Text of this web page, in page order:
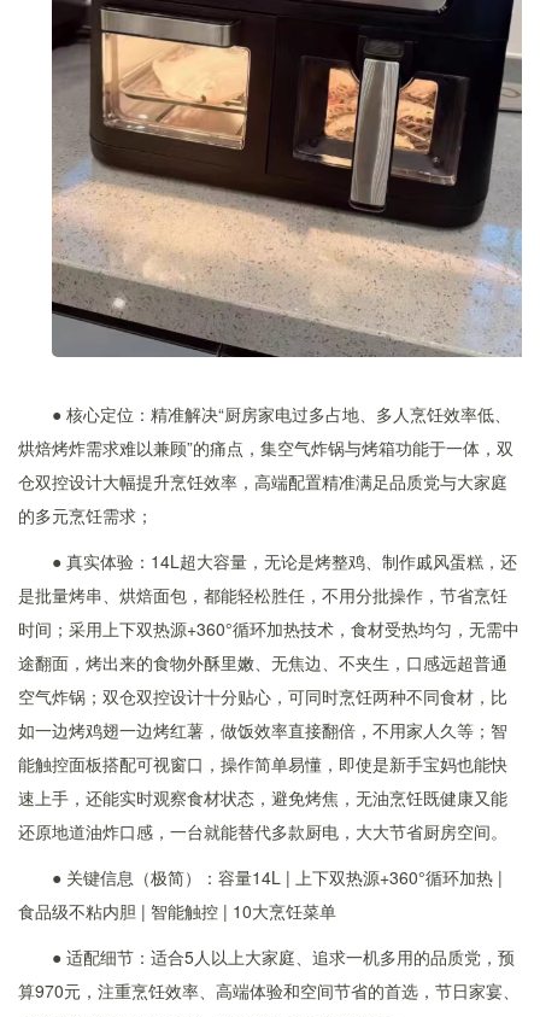
● 核心定位：精准解决“厨房家电过多占地、多人烹饪效率低、
烘焙烤炸需求难以兼顾”的痛点，集空气炸锅与烤箱功能于一体，双
仓双控设计大幅提升烹饪效率，高端配置精准满足品质党与大家庭
的多元烹饪需求；
● 真实体验：14L超大容量，无论是烤整鸡、制作戚风蛋糕，还
是批量烤串、烘焙面包，都能轻松胜任，不用分批操作，节省烹饪
时间；采用上下双热源+360°循环加热技术，食材受热均匀，无需中
途翻面，烤出来的食物外酥里嫩、无焦边、不夹生，口感远超普通
空气炸锅；双仓双控设计十分贴心，可同时烹饪两种不同食材，比
如一边烤鸡翅一边烤红薯，做饭效率直接翻倍，不用家人久等；智
能触控面板搭配可视窗口，操作简单易懂，即使是新手宝妈也能快
速上手，还能实时观察食材状态，避免烤焦，无油烹饪既健康又能
还原地道油炸口感，一台就能替代多款厨电，大大节省厨房空间。
● 关键信息（极简）：容量14L | 上下双热源+360°循环加热 |
食品级不粘内胆 | 智能触控 | 10大烹饪菜单
● 适配细节：适合5人以上大家庭、追求一机多用的品质党，预
算970元，注重烹饪效率、高端体验和空间节省的首选，节日家宴、